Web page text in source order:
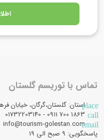
تماس با توریسم گلستان
placeاستان: گلستان،گرگان، خیابان فرهنگ شهر،
call
email
info@tourism-golestan.com
پاسخگویی: ۹ صبح الی 19